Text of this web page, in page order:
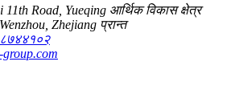
11th Road, Yueqing आर्थिक विकास क्षेत्र
Zhejiang प्रान्त